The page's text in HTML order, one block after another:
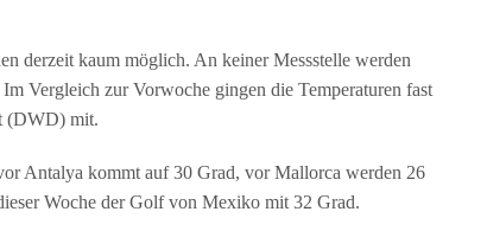
derzeit kaum möglich. An keiner Messstelle werden
Vergleich zur Vorwoche gingen die Temperaturen fast
(DWD) mit.
Antalya kommt auf 30 Grad, vor Mallorca werden 26
Woche der Golf von Mexiko mit 32 Grad.